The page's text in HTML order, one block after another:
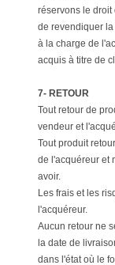
réservons le droit
de revendiquer
à la charge de
acquis à titre de
7- RETOUR
Tout retour de
vendeur et
Tout produit
de l'acquéreur et
avoir.
Les frais et les
l'acquéreur.
Aucun retour ne
la date de
dans l'état où le